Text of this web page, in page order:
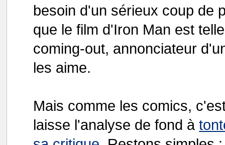
besoin d'un sérieux coup de
que le film d'Iron Man est
coming-out, annonciateur
les aime.
Mais comme les comics,
laisse l'analyse de fond à